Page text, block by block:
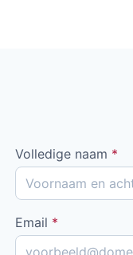
Volledige naam *
Email *